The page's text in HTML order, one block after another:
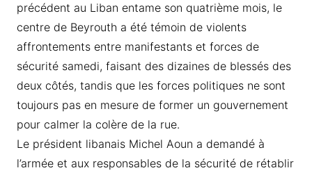
précédent au Liban entame son quatrième mois, le
centre de Beyrouth a été témoin de violents
affrontements entre manifestants et forces de
sécurité samedi, faisant des dizaines de blessés des
deux côtés, tandis que les forces politiques ne sont
toujours pas en mesure de former un gouvernement
pour calmer la colère de la rue.
Le président libanais Michel Aoun a demandé à
l’armée et aux responsables de la sécurité de rétablir